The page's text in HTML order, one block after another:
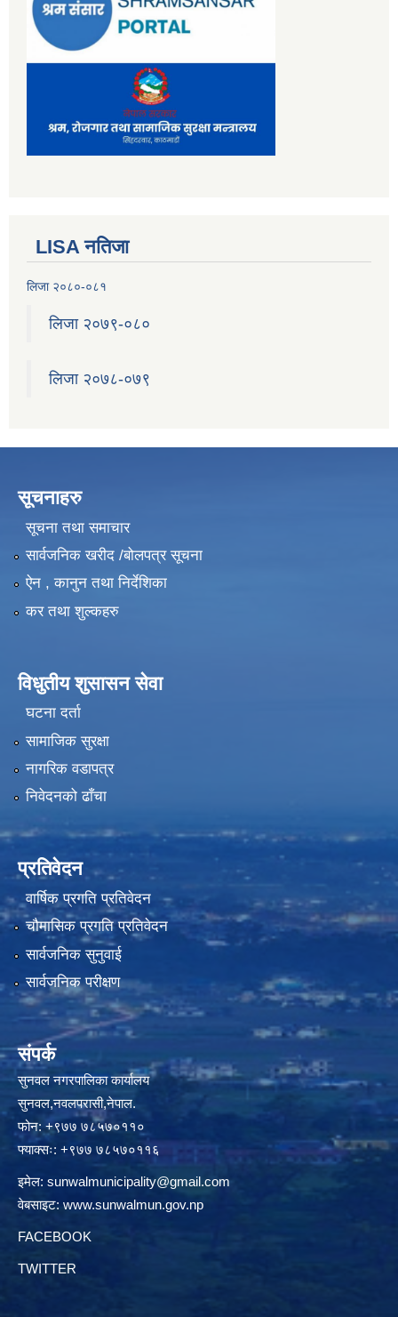
LISA नतिजा
लिजा २०८०-०८१
लिजा २०७९-०८०
लिजा २०७८-०७९
सूचनाहरु
सूचना तथा समाचार
सार्वजनिक खरीद /बोलपत्र सूचना
ऐन , कानुन तथा निर्देशिका
कर तथा शुल्कहरु
विधुतीय शुसासन सेवा
घटना दर्ता
सामाजिक सुरक्षा
नागरिक वडापत्र
निवेदनको ढाँचा
प्रतिवेदन
वार्षिक प्रगति प्रतिवेदन
चौमासिक प्रगति प्रतिवेदन
सार्वजनिक सुनुवाई
सार्वजनिक परीक्षण
संपर्क
सुनवल नगरपालिका कार्यालय
सुनवल,नवलपरासी,नेपाल.
फोन: +९७७ ७८५७०११०
फ्याक्सः: +९७७ ७८५७०११६
इमेल: sunwalmunicipality@gmail.com
वेबसाइट: www.sunwalmun.gov.np
FACEBOOK
TWITTER